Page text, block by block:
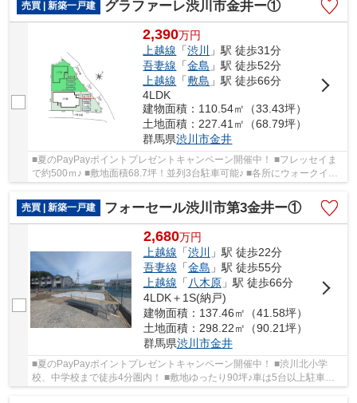
売買 | 新築一戸建
グラファーレ渋川市金井ー①
2,390万円
上越線 「渋川
」駅 徒歩31分
吾妻線 「金島 」駅 徒歩52分
上越線 「敷島 」駅 徒歩66分
4LDK
建物面積：110.54㎡（33.43坪）
土地面積：227.41㎡（68.79坪）
群馬県渋川市金井
■夏のPayPayポイントプレゼントキャンペーン開催中！ ■フレッセイま
で約500ｍ♪ ■敷地面積68.7坪！並列3台駐車可能♪ ■各所にウォークイン
売買 | 新築一戸建
フォーセール渋川市第3金井ー①
2,680万円
上越線 「渋川
」駅 徒歩22分
吾妻線 「金島 」駅 徒歩55分
上越線 「 八木原」駅 徒歩66分
4LDK＋1S(納戸)
建物面積：137.46㎡（41.58坪）
土地面積：298.22㎡（90.21坪）
群馬県渋川市金井
■夏のPayPayポイントプレゼントキャンペーン開催中！ ■渋川北小学
校、中学校まで徒歩4分圏内！ ■敷地ゆったり90坪♪車は5台以上駐車可